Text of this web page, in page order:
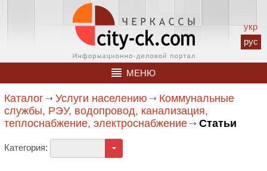
укр
рус
МЕНЮ
Каталог Услуги населению
Коммунальные
службы, РЭУ, водопровод, канализация,
теплоснабжение, электроснабжение
Статьи
Категория: